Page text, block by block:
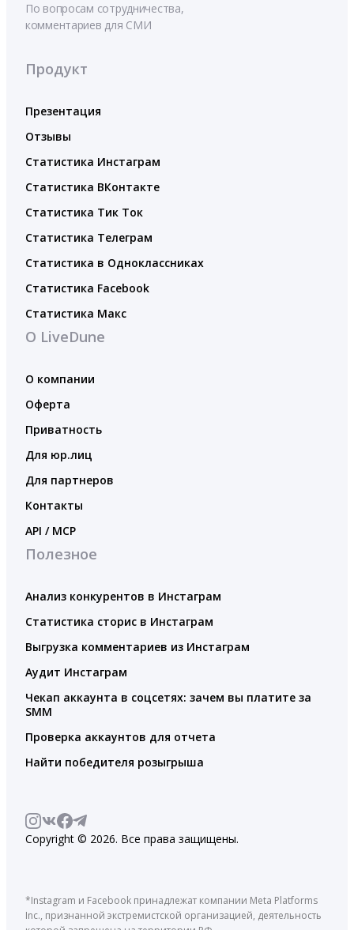
По вопросам сотрудничества,
комментариев для СМИ
Продукт
Презентация
Отзывы
Статистика Инстаграм
Статистика ВКонтакте
Статистика Тик Ток
Статистика Телеграм
Статистика в Одноклассниках
Статистика Facebook
Статистика Макс
О LiveDune
О компании
Оферта
Приватность
Для юр.лиц
Для партнеров
Контакты
API / MCP
Полезное
Анализ конкурентов в Инстаграм
Статистика сторис в Инстаграм
Выгрузка комментариев из Инстаграм
Аудит Инстаграм
Чекап аккаунта в соцсетях: зачем вы платите за
SMM
Проверка аккаунтов для отчета
Найти победителя розыгрыша
Copyright © 2026. Все права защищены.
*Instagram и Facebook принадлежат компании Meta Platforms
Inc., признанной экстремистской организацией, деятельность